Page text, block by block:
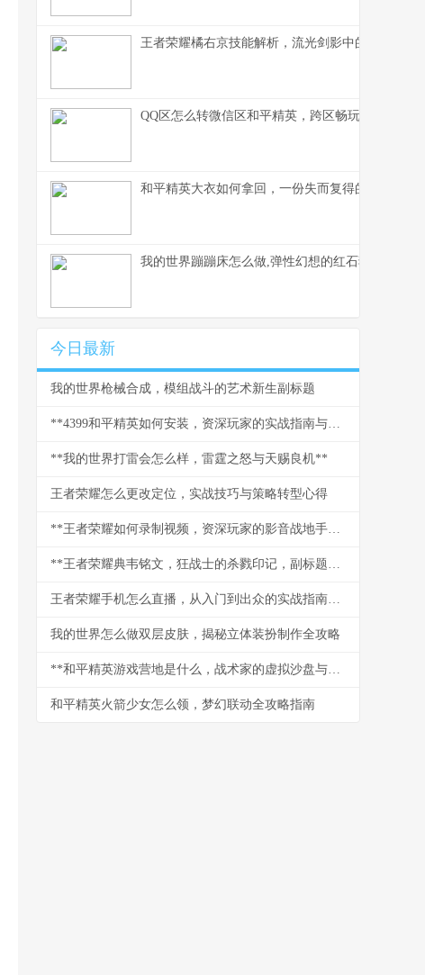
王者荣耀橘右京技能解析，流光剑影中的刺客艺
QQ区怎么转微信区和平精英，跨区畅玩全指南，
和平精英大衣如何拿回，一份失而复得的实战指南
我的世界蹦蹦床怎么做,弹性幻想的红石狂欢副标题
今日最新
我的世界枪械合成，模组战斗的艺术新生副标题
**4399和平精英如何安装，资深玩家的实战指南与心得副标题**
**我的世界打雷会怎么样，雷霆之怒与天赐良机**
王者荣耀怎么更改定位，实战技巧与策略转型心得
**王者荣耀如何录制视频，资深玩家的影音战地手册**
**王者荣耀典韦铭文，狂战士的杀戮印记，副标题野蛮力量的终极承载**
王者荣耀手机怎么直播，从入门到出众的实战指南，副标题，资深玩家带你玩转移动端直播
我的世界怎么做双层皮肤，揭秘立体装扮制作全攻略
**和平精英游戏营地是什么，战术家的虚拟沙盘与社交枢纽**
和平精英火箭少女怎么领，梦幻联动全攻略指南